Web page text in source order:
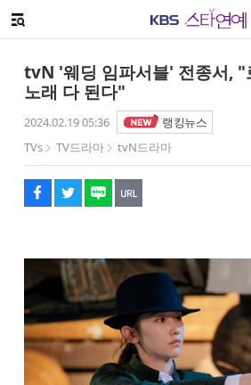
메뉴 열기
tvN '웨딩 임파서블' 전종서, "
노래 다 된다"
2024.02.19 05:36
랭킹뉴스
TVs
TV드라마 tvN드라마
페이스북
트위터
네이버
URL복사
글씨 작게보기
글씨 크게보기
해시태그